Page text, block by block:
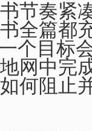
节奏紧
全篇都
个目标
网中完
何阻止